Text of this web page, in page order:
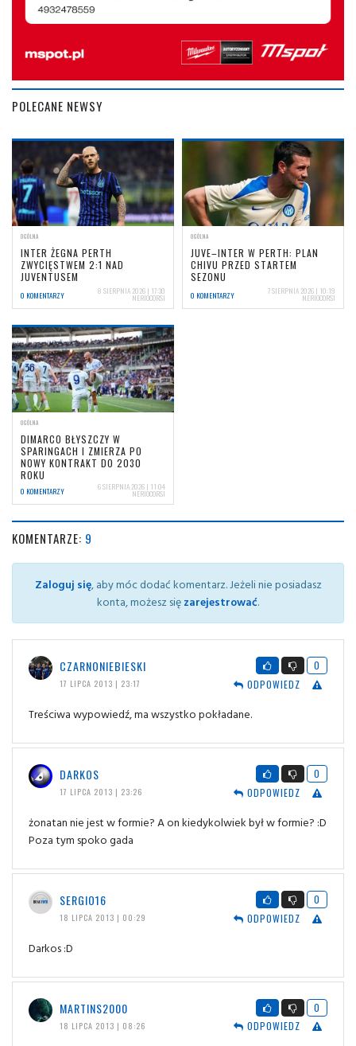
POLECANE NEWSY
OGÓLNA
INTER ŻEGNA PERTH
ZWYCIĘSTWEM 2:1 NAD
JUVENTUSEM
0 KOMENTARZY 8 SIERPNIA 2026 | 17:30
NERIOCORSI
OGÓLNA
JUVE–INTER W PERTH: PLAN
CHIVU PRZED STARTEM
SEZONU
0 KOMENTARZY 7 SIERPNIA 2026 | 10:19
NERIOCORSI
OGÓLNA
DIMARCO BŁYSZCZY W
SPARINGACH I ZMIERZA PO
NOWY KONTRAKT DO 2030
ROKU
0 KOMENTARZY 6 SIERPNIA 2026 | 11:04
NERIOCORSI
KOMENTARZE: 9
Zaloguj się, aby móc dodać komentarz. Jeżeli nie posiadasz
konta, możesz sięzarejestrować.
CZARNONIEBIESKI
17 LIPCA 2013 | 23:17
0
ODPOWIEDZ
Treściwa wypowiedź, ma wszystko pokładane.
DARKOS
17 LIPCA 2013 | 23:26
0
ODPOWIEDZ
żonatan nie jest w formie? A on kiedykolwiek był w formie? :D
Poza tym spoko gada
SERGIO16
18 LIPCA 2013 | 00:29
0
ODPOWIEDZ
Darkos :D
MARTINS2000
18 LIPCA 2013 | 08:26
0
ODPOWIEDZ